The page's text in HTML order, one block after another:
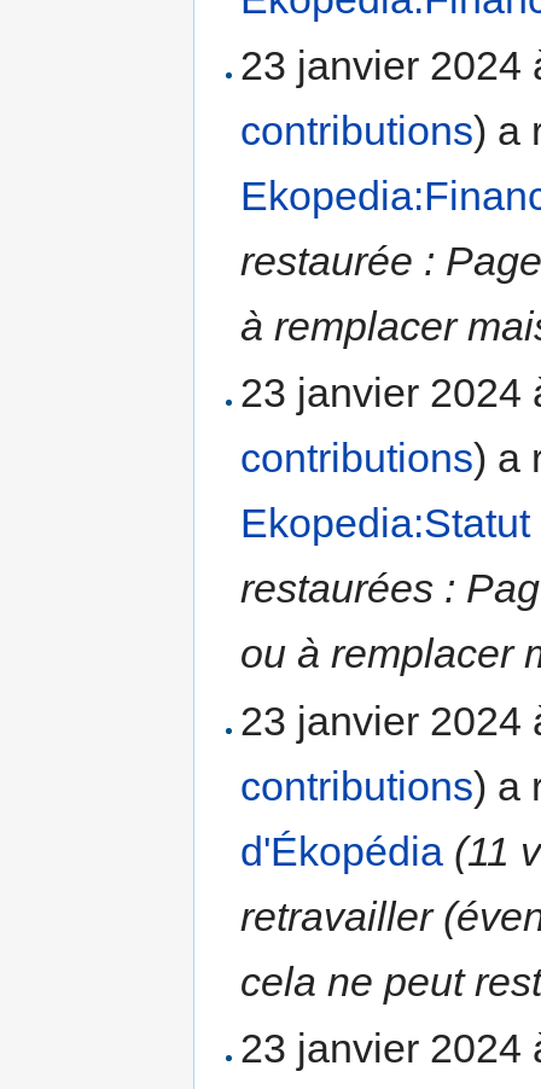
23 janvier 2024
contributions) a
restaurée :
à remplacer
23 janvier 2024
contributions) a
restaurées :
ou à remplacer
23 janvier 2024
contributions) a
d'Ékopédia (11
retravailler
cela ne peut
23 janvier 2024